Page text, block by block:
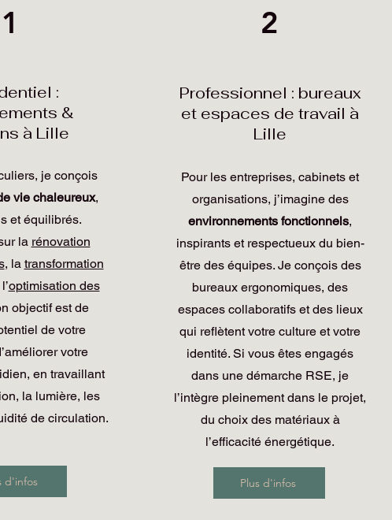
1
:
&
à Lille
je conçois
vie chaleureux,
et équilibrés.
la rénovation
, la transformation
optimisation des
objectif est de
de votre
votre
en travaillant
la lumière, les
de circulation.
d'infos
2
Professionnel : bureaux
et espaces de travail à
Lille
Pour les entreprises, cabinets et
organisations, j’imagine des
environnements fonctionnels,
inspirants et respectueux du bien-
être des équipes. Je conçois des
bureaux ergonomiques, des
espaces collaboratifs et des lieux
qui reflètent votre culture et votre
identité. Si vous êtes engagés
dans une démarche RSE, je
l’intègre pleinement dans le projet,
du choix des matériaux à
l’efficacité énergétique.
Plus d'infos